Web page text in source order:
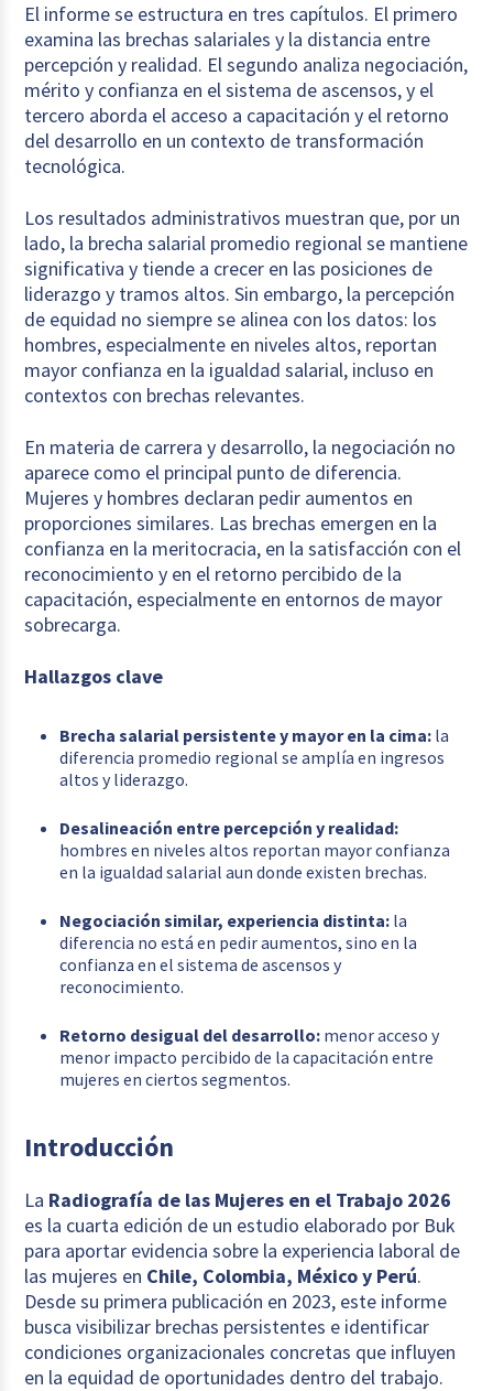
El informe se estructura en tres capítulos. El primero
examina las brechas salariales y la distancia entre
percepción y realidad. El segundo analiza negociación,
mérito y confianza en el sistema de ascensos, y el
tercero aborda el acceso a capacitación y el retorno
del desarrollo en un contexto de transformación
tecnológica.
Los resultados administrativos muestran que, por un
lado, la brecha salarial promedio regional se mantiene
significativa y tiende a crecer en las posiciones de
liderazgo y tramos altos. Sin embargo, la percepción
de equidad no siempre se alinea con los datos: los
hombres, especialmente en niveles altos, reportan
mayor confianza en la igualdad salarial, incluso en
contextos con brechas relevantes.
En materia de carrera y desarrollo, la negociación no
aparece como el principal punto de diferencia.
Mujeres y hombres declaran pedir aumentos en
proporciones similares. Las brechas emergen en la
confianza en la meritocracia, en la satisfacción con el
reconocimiento y en el retorno percibido de la
capacitación, especialmente en entornos de mayor
sobrecarga.
Hallazgos clave
Brecha salarial persistente y mayor en la cima: la
diferencia promedio regional se amplía en ingresos
altos y liderazgo.
Desalineación entre percepción y realidad:
hombres en niveles altos reportan mayor confianza
en la igualdad salarial aun donde existen brechas.
Negociación similar, experiencia distinta: la
diferencia no está en pedir aumentos, sino en la
confianza en el sistema de ascensos y
reconocimiento.
Retorno desigual del desarrollo: menor acceso y
menor impacto percibido de la capacitación entre
mujeres en ciertos segmentos.
Introducción
La Radiografía de las Mujeres en el Trabajo 2026
es la cuarta edición de un estudio elaborado por Buk
para aportar evidencia sobre la experiencia laboral de
las mujeres en Chile, Colombia, México y Perú.
Desde su primera publicación en 2023, este informe
busca visibilizar brechas persistentes e identificar
condiciones organizacionales concretas que influyen
en la equidad de oportunidades dentro del trabajo.